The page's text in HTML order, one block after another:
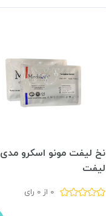
نخ لیفت مونو اسکرو مدی
لیفت
0 از 0 رای